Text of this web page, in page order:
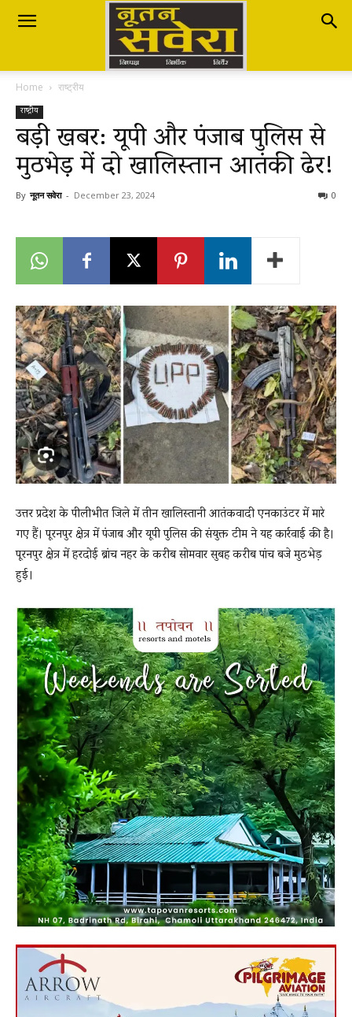
Nutan
Savera
नूतन
Breaking
News
LIVE
Home राष्ट्रीय
राष्ट्रीय
बड़ी खबर: यूपी और पंजाब पुलिस से
मुठभेड़ में दो खालिस्तान आतंकी ढेर!
By नूतन सवेरा - December 23, 2024 0
उत्तर प्रदेश के पीलीभीत जिले में तीन खालिस्तानी आतंकवादी एनकाउंटर में मारे
गए हैं। पूरनपुर क्षेत्र में पंजाब और यूपी पुलिस की संयुक्त टीम ने यह कार्रवाई की है।
पूरनपुर क्षेत्र में हरदोई ब्रांच नहर के करीब सोमवार सुबह करीब पांच बजे मुठभेड़
हुई।